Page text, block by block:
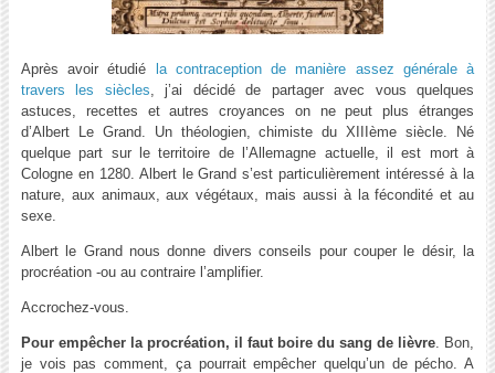
Après avoir étudié la contraception de manière assez générale à
travers les siècles , j’ai décidé de partager avec vous quelques
astuces, recettes et autres croyances on ne peut plus étranges
d’Albert Le Grand. Un théologien, chimiste du XIIIème siècle. Né
quelque part sur le territoire de l’Allemagne actuelle, il est mort à
Cologne en 1280. Albert le Grand s’est particulièrement intéressé à la
nature, aux animaux, aux végétaux, mais aussi à la fécondité et au
sexe.
Albert le Grand nous donne divers conseils pour couper le désir, la
procréation -ou au contraire l’amplifier.
Accrochez-vous.
Pour empêcher la procréation, il faut boire du sang de lièvre Bon,
je vois pas comment, ça pourrait empêcher quelqu’un de pécho. A